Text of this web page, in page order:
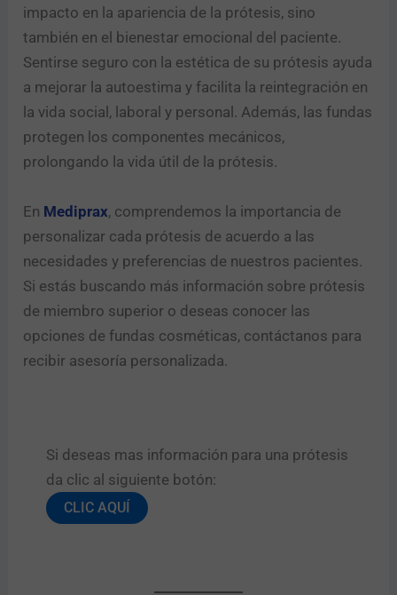
impacto en la apariencia de la prótesis, sino
también en el bienestar emocional del paciente.
Sentirse seguro con la estética de su prótesis ayuda
a mejorar la autoestima y facilita la reintegración en
la vida social, laboral y personal. Además, las fundas
protegen los componentes mecánicos,
prolongando la vida útil de la prótesis.
En Mediprax, comprendemos la importancia de
personalizar cada prótesis de acuerdo a las
necesidades y preferencias de nuestros pacientes.
Si estás buscando más información sobre prótesis
de miembro superior o deseas conocer las
opciones de fundas cosméticas, contáctanos para
recibir asesoría personalizada.
Si deseas mas información para una prótesis
da clic al siguiente botón:​
CLIC AQUÍ